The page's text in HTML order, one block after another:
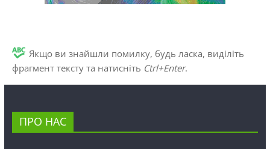
Якщо ви знайшли помилку, будь ласка, виділіть
фрагмент тексту та натисніть Ctrl+Enter.
ПРО НАС